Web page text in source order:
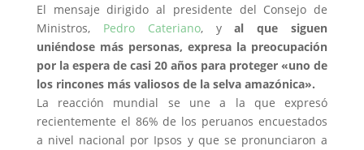
El mensaje dirigido al presidente del Consejo de
Ministros, Pedro Cateriano, yal que siguen
uniéndose más personas, expresa la preocupación
por la espera de casi 20 años para proteger «uno de
los rincones más valiosos de la selva amazónica».
La reacción mundial se une a la que expresó
recientemente el 86% de los peruanos encuestados
a nivel nacional por Ipsos y que se pronunciaron a